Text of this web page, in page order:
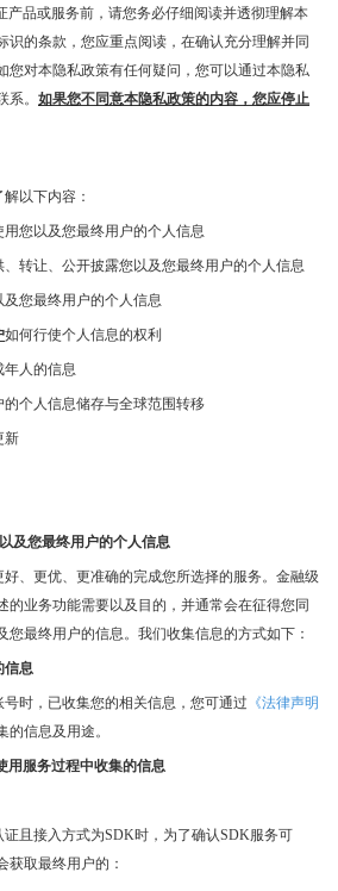
产品或服务前，请您务必仔细阅读并透彻理解本
识的条款，您应重点阅读，在确认充分理解并同
您对本隐私政策有任何疑问，您可以通过本隐私
。 如果您不同意本隐私政策的内容，您应停止
以下内容：
您以及您最终用户的个人信息
转让、公开披露您以及您最终用户的个人信息
您最终用户的个人信息
如何行使个人信息的权利
年人的信息
个人信息储存与全球范围转移
新
及您最终用户的个人信息
、更优、更准确的完成您所选择的服务。金融级
的业务功能需要以及目的，并通常会在征得您同
您最终用户的信息。我们收集信息的方式如下：
信息
时，已收集您的相关信息，您可通过 《法律声明
的信息及用途。
用服务过程中收集的信息
证且接入方式为SDK时，为了确认SDK服务可
获取最终用户的：